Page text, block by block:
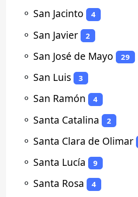
⚬ San Jacinto 4
⚬ San Javier 2
⚬ San José de Mayo 29
⚬ San Luis 3
⚬ San Ramón 4
⚬ Santa Catalina 2
⚬ Santa Clara de Olimar
⚬ Santa Lucía 9
⚬ Santa Rosa 4